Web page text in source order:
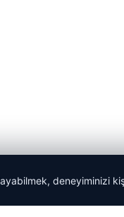
deneyiminizi